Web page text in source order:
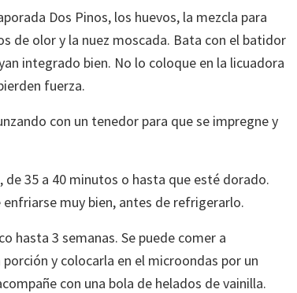
Dos Pinos, los huevos, la mezcla para
de olor y la nuez moscada. Bata con el batidor
integrado bien. No lo coloque en la licuadora
fuerza.
con un tenedor para que se impregne y
de 35 a 40 minutos o hasta que esté dorado.
muy bien, antes de refrigerarlo.
hasta 3 semanas. Se puede comer a
y colocarla en el microondas por un
con una bola de helados de vainilla.